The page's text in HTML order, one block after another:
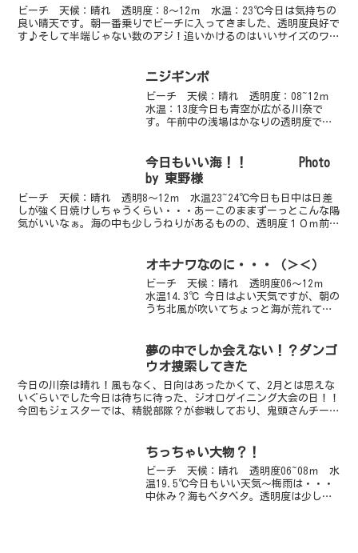
ビーチ 天候：晴れ 透明度：8～12ｍ 水温：23℃今日は気持ちの
良い晴天です。朝一番乗りでビーチに入ってきました、透明度良好で
す♪そして半端じゃない数のアジ！追いかけるのはいいサイズのワラ
ニジギンポ
ビーチ 天候：晴れ 透明度：08~12ｍ
水温：13度今日も青空が広がる川奈で
す。午前中の浅場はかなりの透明度です
オープンウォーター講習で浅場を潜って
きました。受講...
今日もいい海！！ Photo
by 東野様
ビーチ 天候：晴れ 透明8～12ｍ 水温23~24℃今日も日中は日差
しが強く日焼けしちゃうくらい・・・あーこのままずーっとこんな陽
気がいいなぁ。海の中も少しうねりがあるものの、透明度１０ｍ前後
オキナワなのに・・・（＞＜）
ビーチ 天候：晴れ 透明度06～12ｍ
水温14.3℃ 今日はよい天気ですが、朝の
うち北風が吹いてちょっと海が荒れてお
していました。カンナエリアは波の影響
もなく透明度もバ...
夢の中でしか会えない！？ダンゴ
ウオ捜索してきた
今日の川奈は晴れ！風もなく、日向はあったかくて、2月とは思えな
いぐらいでした今日は待ちに待った、ジオロゲイニング大会の日！！
今回もジェスターでは、精鋭部隊？が参戦しており、鬼頭さんチーム
ちっちゃい大物？！
ビーチ 天候：晴れ 透明度06~08ｍ 水
温19.5℃今日もいい天気～梅雨は・・・
中休み？海もベタベタ。透明度は少し落